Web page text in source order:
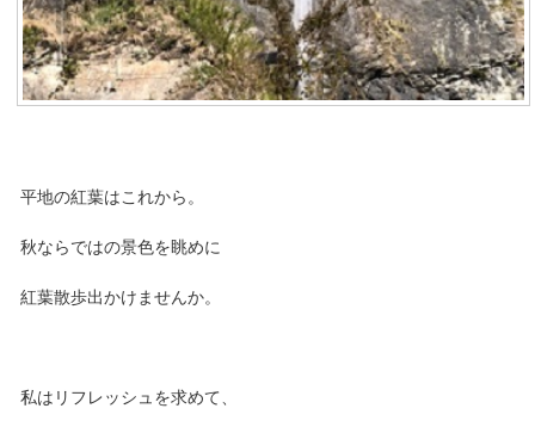
平地の紅葉はこれから。
秋ならではの景色を眺めに
紅葉散歩出かけませんか。
私はリフレッシュを求めて、